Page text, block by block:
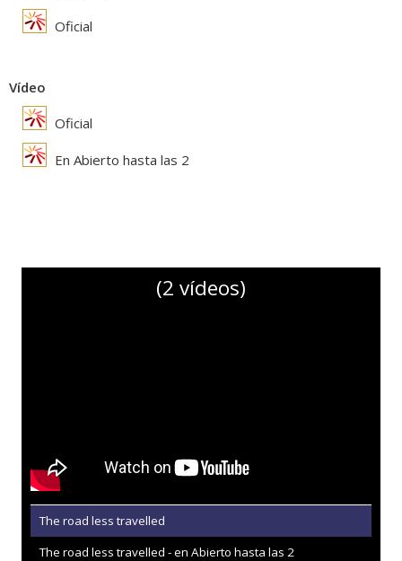
Oficial
Vídeo
Oficial
En Abierto hasta las 2
(2 vídeos)
The road less travelled
The road less travelled - en Abierto hasta las 2